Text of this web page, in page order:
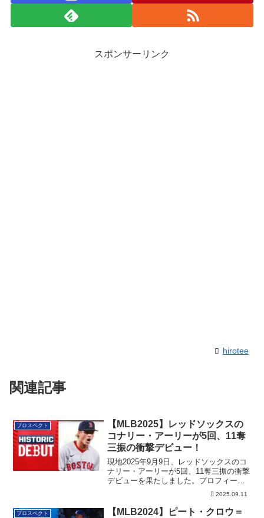
スポンサーリンク
hirotee
関連記事
プロスペクト
【MLB2025】レッドソックスの
コナリー・アーリーが5回、11奪
三振の衝撃デビュー！
現地2025年9月9日、レッドソックスのコ
ナリー・アーリーが5回、11奪三振の衝撃
デビューを果たしました。プロフィール
2025.09.11
プロスペクト
【MLB2024】ピート・クロウ＝